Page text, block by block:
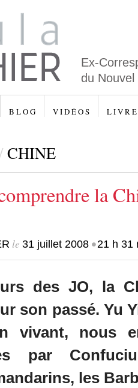
Ex-
du
B L O G V I D É O S L I V R E
CHINE
la
le 31 juillet 2008•21 h 31
des JO, la
son passé. Yu
vivant, nous
par
les